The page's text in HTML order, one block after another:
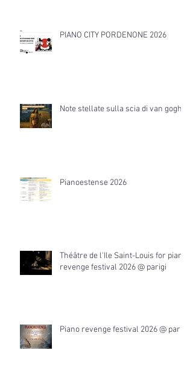
PIANO CITY PORDENONE 2026
Note stellate sulla scia di van gogh
Pianoestense 2026
Théâtre de l'Ile Saint-Louis for piano
revenge festival 2026 @ parigi
Piano revenge festival 2026 @ parigi